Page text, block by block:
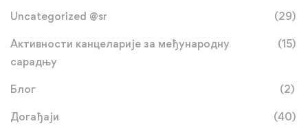
Uncategorized @sr (29)
Активности канцеларије за међународну
сарадњу
(15)
Блог (2)
Догађаји (40)